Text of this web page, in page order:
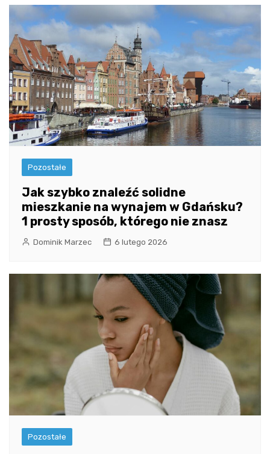
Pozostałe
Jak szybko znaleźć solidne
mieszkanie na wynajem w Gdańsku?
1 prosty sposób, którego nie znasz
Dominik Marzec 6 lutego 2026
Pozostałe